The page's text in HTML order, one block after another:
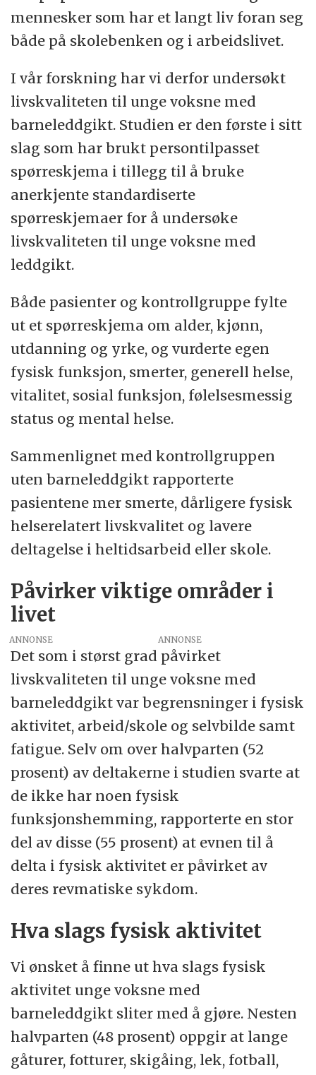
mennesker som har et langt liv foran seg
både på skolebenken og i arbeidslivet.
I vår forskning har vi derfor undersøkt
livskvaliteten til unge voksne med
barneleddgikt. Studien er den første i sitt
slag som har brukt persontilpasset
spørreskjema i tillegg til å bruke
anerkjente standardiserte
spørreskjemaer for å undersøke
livskvaliteten til unge voksne med
leddgikt.
Både pasienter og kontrollgruppe fylte
ut et spørreskjema om alder, kjønn,
utdanning og yrke, og vurderte egen
fysisk funksjon, smerter, generell helse,
vitalitet, sosial funksjon, følelsesmessig
status og mental helse.
Sammenlignet med kontrollgruppen
uten barneleddgikt rapporterte
pasientene mer smerte, dårligere fysisk
helserelatert livskvalitet og lavere
deltagelse i heltidsarbeid eller skole.
Påvirker viktige områder i
livet
ANNONSE
Det som i størst grad påvirket
livskvaliteten til unge voksne med
barneleddgikt var begrensninger i fysisk
aktivitet, arbeid/skole og selvbilde samt
fatigue. Selv om over halvparten (52
prosent) av deltakerne i studien svarte at
de ikke har noen fysisk
funksjonshemming, rapporterte en stor
del av disse (55 prosent) at evnen til å
delta i fysisk aktivitet er påvirket av
deres revmatiske sykdom.
Hva slags fysisk aktivitet
Vi ønsket å finne ut hva slags fysisk
aktivitet unge voksne med
barneleddgikt sliter med å gjøre. Nesten
halvparten (48 prosent) oppgir at lange
gåturer, fotturer, skigåing, lek, fotball,